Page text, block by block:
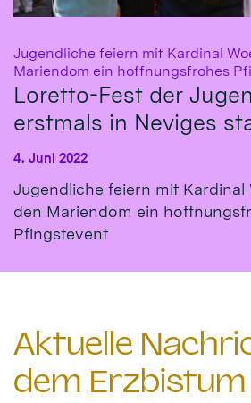
Jugendliche feiern mit Kardinal
Mariendom ein hoffnungsfrohes
Loretto-Fest der
erstmals in Neviges
4. Juni 2022
Jugendliche feiern mit Kardinal
den Mariendom ein
Pfingstevent
Aktuelle
dem Erzbistum